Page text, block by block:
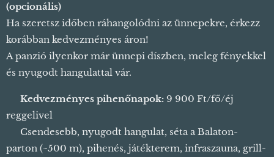
(opcionális)
Ha szeretsz időben ráhangolódni az ünnepekre, érkezz
korábban kedvezményes áron! 💫
A panzió ilyenkor már ünnepi díszben, meleg fényekkel
és nyugodt hangulattal vár. 🕯️
Kedvezményes pihenőnapok: 9 900 Ft/fő/éj
reggelivel
🌅 Csendesebb, nyugodt hangulat, séta a Balaton-
parton (~500 m), pihenés, játékterem, infraszauna, grill-